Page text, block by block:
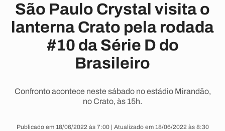
São Paulo Crystal visita o
lanterna Crato pela rodada
#10 da Série D do
Brasileiro
Confronto acontece neste sábado no estádio Mirandão,
no Crato, às 15h.
Publicado em 18/06/2022 às 7:00 | Atualizado em 18/06/2022 às 8:30